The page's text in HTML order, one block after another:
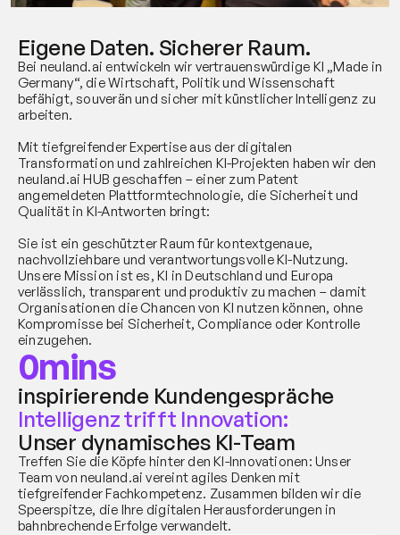
Eigene Daten. Sicherer Raum.
Bei neuland.ai entwickeln wir vertrauenswürdige KI „Made in
Germany“, die Wirtschaft, Politik und Wissenschaft
befähigt, souverän und sicher mit künstlicher Intelligenz zu
arbeiten.
Mit tiefgreifender Expertise aus der digitalen
Transformation und zahlreichen KI-Projekten haben wir den
neuland.ai HUB geschaffen – einer zum Patent
angemeldeten Plattformtechnologie, die Sicherheit und
Qualität in KI-Antworten bringt:
Sie ist ein geschützter Raum für kontextgenaue,
nachvollziehbare und verantwortungsvolle KI-Nutzung.
Unsere Mission ist es, KI in Deutschland und Europa
verlässlich, transparent und produktiv zu machen – damit
Organisationen die Chancen von KI nutzen können, ohne
Kompromisse bei Sicherheit, Compliance oder Kontrolle
einzugehen.
0mins
inspirierende Kundengespräche
Intelligenz trifft Innovation:
Unser dynamisches KI-Team
Treffen Sie die Köpfe hinter den KI-Innovationen: Unser
Team von neuland.ai vereint agiles Denken mit
tiefgreifender Fachkompetenz. Zusammen bilden wir die
Speerspitze, die Ihre digitalen Herausforderungen in
bahnbrechende Erfolge verwandelt.